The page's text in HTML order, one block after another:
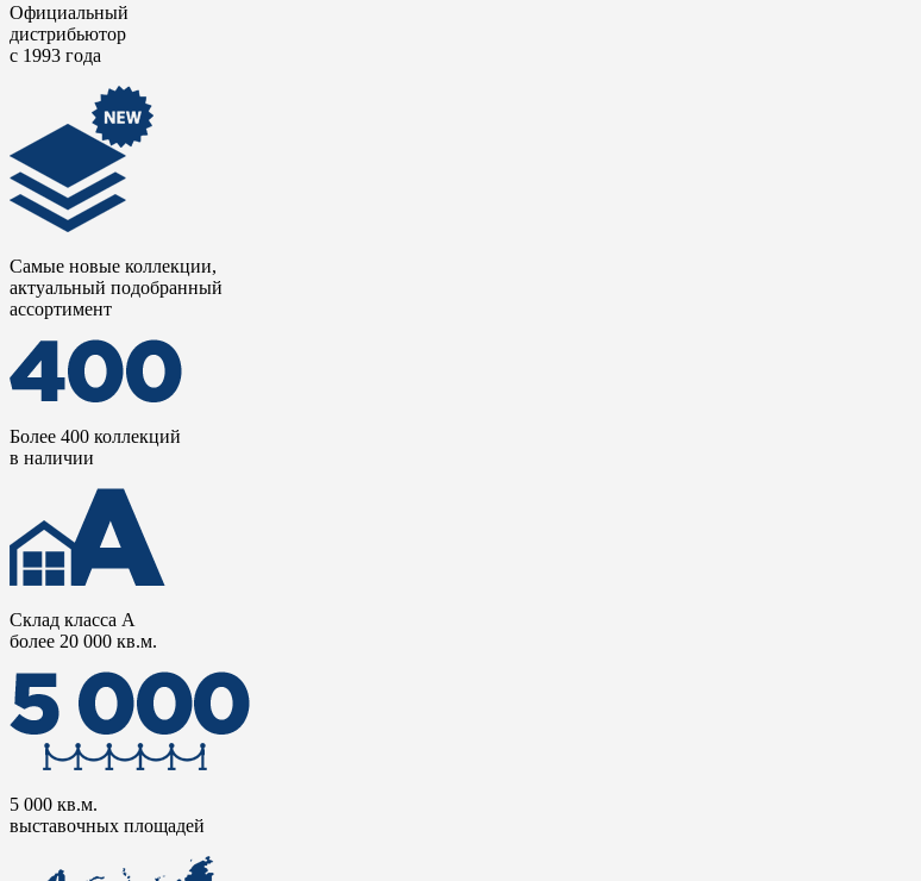
Официальный
дистрибьютор
с 1993 года
Самые новые коллекции,
актуальный подобранный
ассортимент
Более 400 коллекций
в наличии
Склад класса А
более 20 000 кв.м.
5 000 кв.м.
выставочных площадей